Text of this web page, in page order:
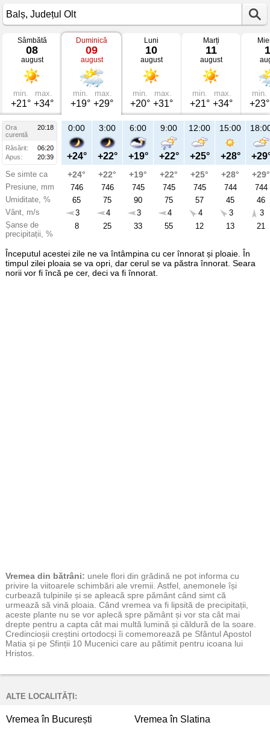
Vremea
Balș
mâine
Județul
Sâmbătă
08
august
min.
+21°
max.
+34°
Duminică
09
august
min.
+19°
max.
+29°
Luni
10
august
min.
+20°
max.
+31°
Marți
11
august
min.
+21°
max.
+34°
min.
+23°
Ora
20:18
curentă
Răsărit:
06:20
Apus:
20:39
Se simte ca
Presiune, mm
Umiditate, %
Vânt, m/s
Șanse de
precipitații, %
23:00
+25°
+25°
744
62
2
9
Du
aug
0:00
+24°
+24°
746
65
3
8
3:00
+22°
+22°
746
75
4
25
6:00
+19°
+19°
745
90
3
33
9:00
+22°
+22°
745
75
4
55
12:00
+25°
+25°
745
57
4
12
15:00
+28°
+28°
744
45
3
13
+29°
744
46
3
21
Începutul acestei zile ne va întâmpina cu cer înnorat și ploaie. În
timpul zilei ploaia se va opri, dar cerul se va păstra înnorat. Seara
norii vor fi încă pe cer, deci va fi înnorat.
Vremea din bătrâni: unele flori din grădină ne pot informa cu
privire la viitoarele schimbări ale vremii. Astfel, anemonele își
curbează tulpinile și se apleacă spre pământ când simt că
urmează să vină ploaia. Când vremea va fi lipsită de precipitații,
aceste plante nu se vor aplecă spre pământ și vor sta cât mai
drepte pentru a capta cât mai multă lumină și căldură de la soare.
Credincioșii creștini ortodocși îi comemorează pe Sfântul Apostol
Matia și pe Sfinții 10 Mucenici care au pătimit pentru icoana lui
Hristos.
ALTE LOCALITĂȚI:
Vremea în București Vremea în Slatina